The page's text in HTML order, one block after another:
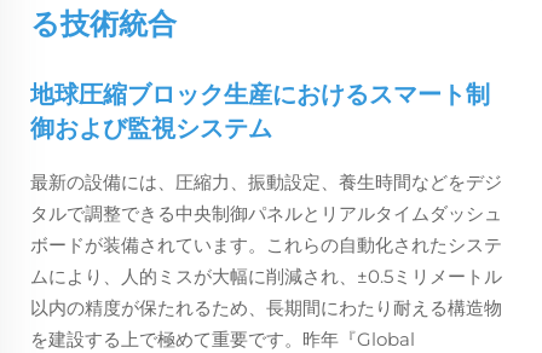
る技術統合
地球圧縮ブロック生産におけるスマート制
御および監視システム
最新の設備には、圧縮力、振動設定、養生時間などをデジ
タルで調整できる中央制御パネルとリアルタイムダッシュ
ボードが装備されています。これらの自動化されたシステ
ムにより、人的ミスが大幅に削減され、±0.5ミリメートル
以内の精度が保たれるため、長期間にわたり耐える構造物
を建設する上で極めて重要です。昨年『Global